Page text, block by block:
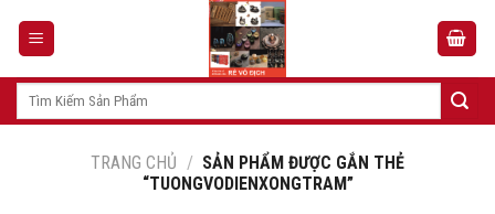
Tìm
TRANG CHỦ / SẢN PHẨM ĐƯỢC GẮN THẺ
“TUONGVODIENXONGTRAM”